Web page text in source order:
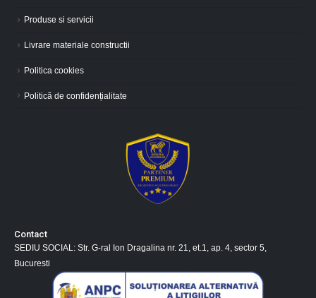
Produse si servicii
Livrare materiale constructii
Politica cookies
Politică de confidențialitate
Contact
SEDIU SOCIAL: Str. G-ral Ion Dragalina nr. 21, et.1, ap. 4, sector 5,
Bucuresti